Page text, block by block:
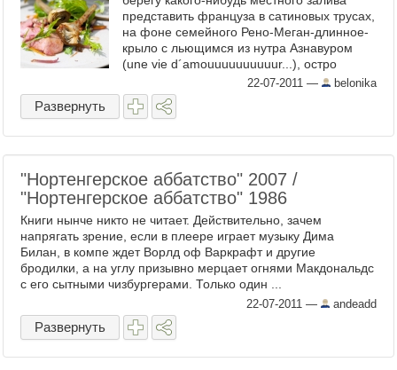
представить француза в сатиновых трусах,
на фоне семейного Рено-Меган-длинное-
крыло с льющимся из нутра Азнавуром
(une vie d´amouuuuuuuuuur...), остро
отточеным топориком ...22-07-2011 — belonika
Развернуть
"Нортенгерское аббатство" 2007 /
"Нортенгерское аббатство" 1986
Книги нынче никто не читает. Действительно, зачем
напрягать зрение, если в плеере играет музыку Дима
Билан, в компе ждет Ворлд оф Варкрафт и другие
бродилки, а на углу призывно мерцает огнями Макдональдс
с его сытными чизбургерами. Только один ...
22-07-2011 — andeadd
Развернуть